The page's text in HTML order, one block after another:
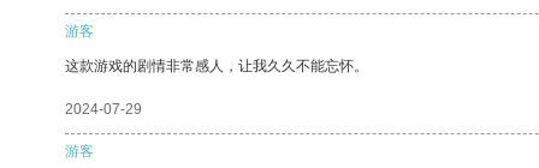
游客
这款游戏的剧情非常感人，让我久久不能忘怀。
2024-07-29
游客